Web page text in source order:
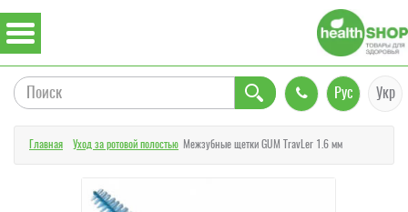
Рус Укр
Главная Уход за ротовой полостью Межзубные щетки GUM TravLer 1.6 мм